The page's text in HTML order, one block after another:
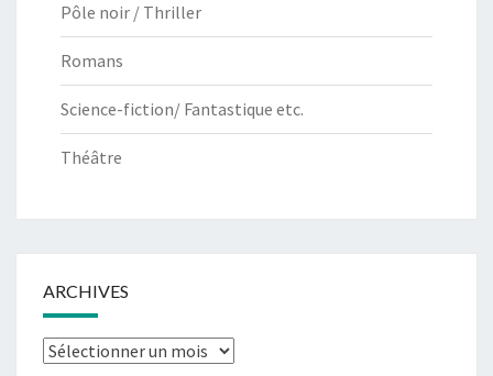
Pôle noir / Thriller
Romans
Science-fiction/ Fantastique etc.
Théâtre
ARCHIVES
Archives